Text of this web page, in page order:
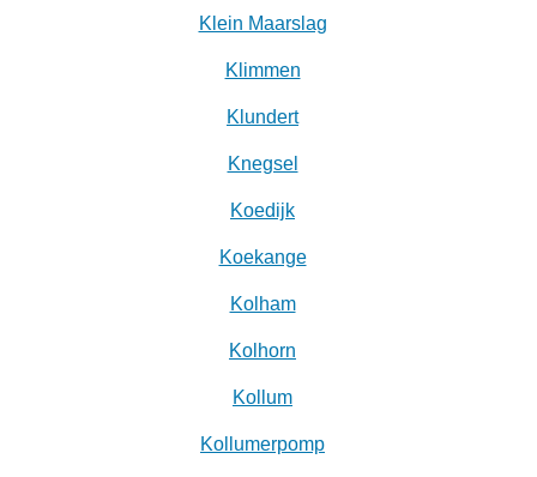
Klein Maarslag
Klimmen
Klundert
Knegsel
Koedijk
Koekange
Kolham
Kolhorn
Kollum
Kollumerpomp